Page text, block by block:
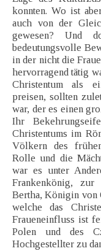
konnten. Wo ist
auch von der
gewesen? Und
bedeutungsvolle
in der nicht die
hervorragend tätig
Christentum als
preisen, sollten
war, der es einen
Ihr
Christentums im
Völkern des
Rolle und die
war es unter
Frankenkönig, zur
Bertha, Königin von
welche das
Fraueneinfluss ist
Polen und des
Hochgestellter zu